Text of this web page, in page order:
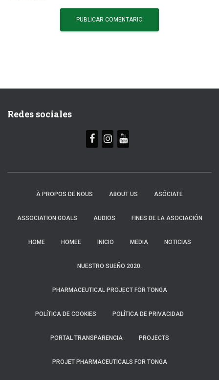
Redes sociales
À PROPOS DE NOUS ABOUT US ASÓCIATE
ASSOCIATION GOALS AUDIOS FINES DE LA ASOCIACIÓN
HOME HOMEE INICIO MEDIA NOTICIAS
NUESTRO SUEÑO 2020.
PHARMACEUTICAL PROJECT FOR TONGA
POLÍTICA DE COOKIES POLÍTICA DE PRIVACIDAD
PORTAL TRANSPARENCIA PROJECTS
PROJET PHARMACEUTICALS FOR TONGA